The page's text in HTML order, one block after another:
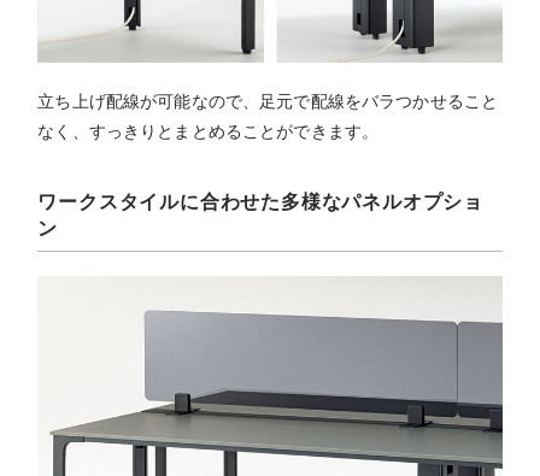
立ち上げ配線が可能なので、足元で配線をバラつかせること
なく、すっきりとまとめることができます。
ワークスタイルに合わせた多様なパネルオプショ
ン